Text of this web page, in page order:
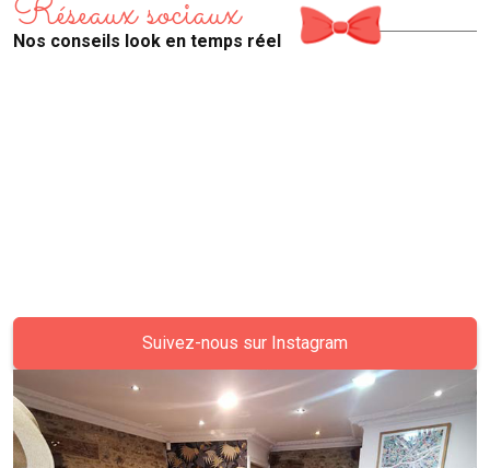
Réseaux sociaux
Nos conseils look en temps réel
Suivez-nous sur Instagram